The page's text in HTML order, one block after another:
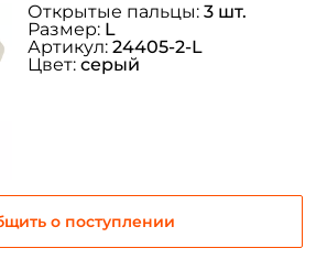
о поступлении
Открытые пальцы: 3 шт.
Размер: L
Артикул: 24405-2-L
Цвет: серый